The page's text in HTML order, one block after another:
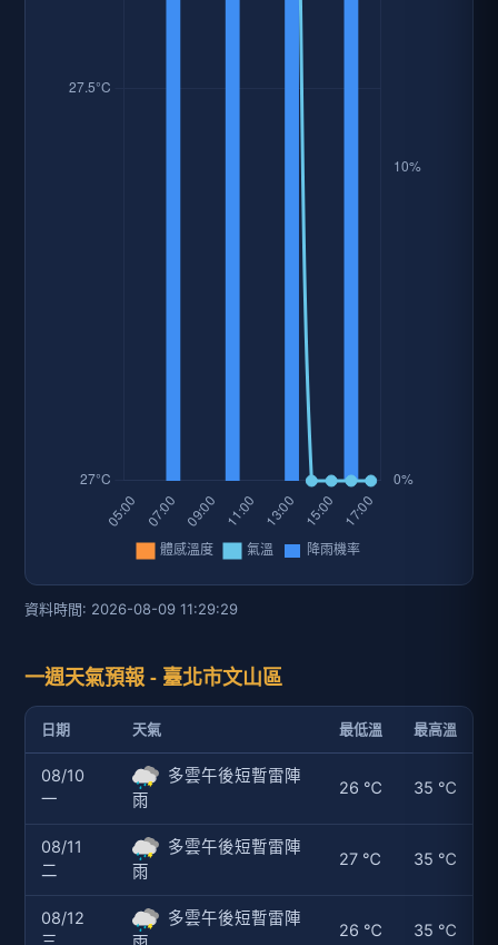
資料時間: 2026-08-09 11:29:29
一週天氣預報 - 臺北市文山區
日期 天氣 最低溫 最高溫
08/10
一
多雲午後短暫雷陣
雨
26 ℃ 35 ℃
08/11
二
多雲午後短暫雷陣
雨
27 ℃ 35 ℃
08/12
多雲午後短暫雷陣
26 ℃ 35 ℃